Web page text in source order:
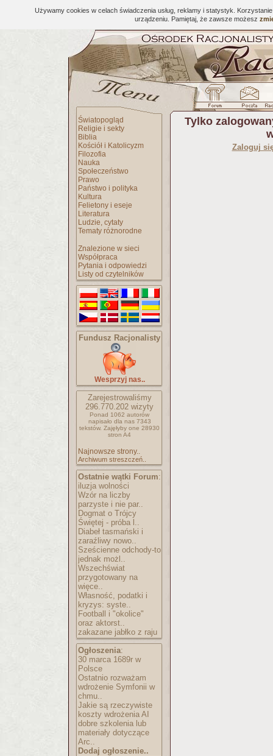
Używamy cookies w celach świadczenia usług, reklamy i statystyk.
urządzeniu. Pamiętaj, że zawsze możesz
Światopogląd
Religie i sekty
Biblia
Kościół i Katolicyzm
Filozofia
Nauka
Społeczeństwo
Prawo
Państwo i polityka
Kultura
Felietony i eseje
Literatura
Ludzie, cytaty
Tematy różnorodne
Znalezione w sieci
Współpraca
Pytania i odpowiedzi
Listy od czytelników
Fundusz Racjonalisty
Wesprzyj nas..
Zarejestrowaliśmy
296.770.202 wizyty
Ponad 1062 autorów
napisało dla nas 7343
tekstów. Zajęłyby one 28930
stron A4
Najnowsze strony..
Archiwum streszczeń..
Ostatnie wątki Forum:
iluzja wolności
Wzór na liczby
parzyste i nie par..
Dogmat o Trójcy
Świętej - próba l..
Diabeł tasmański i
zaraźliwy nowo..
Sześcienne odchody-to
jednak możl..
Wszechświat
przygotowany na
więce..
Własność, podatki i
kryzys: syste..
Football i "okolice"
oraz aktorst..
zakazane jabłko z raju
Ogłoszenia:
30 marca 1689r w
Polsce
Ostatnio rozważam
wdrożenie Symfonii w
chmu..
Jakie są rzeczywiste
koszty wdrożenia AI
dobre szkolenia lub
materiały dotyczące
Arc..
Dodaj ogłoszenie..
Tylko
Zaloguj